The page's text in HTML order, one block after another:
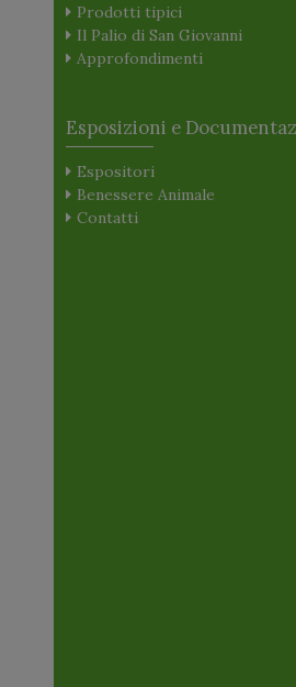
Prodotti tipici
Il Palio di San Giovanni
Approfondimenti
Esposizioni e
Espositori
Benessere Animale
Contatti